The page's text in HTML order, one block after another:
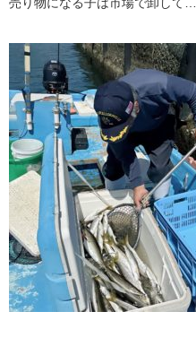
売り物になる子は市場で卸して…